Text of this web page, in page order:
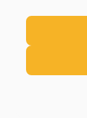
Poproś o
Dokumenty